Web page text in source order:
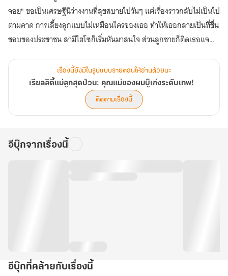
จอย" ขอเป็นเศรษฐีนีว่างงานที่สุขสบายไปวันๆ แต่เรื่องราวกลับไม่เป็นไป
ตามคาด การเลี้ยงลูกแบบไม่เหมือนใครของเธอ ทำให้เธอกลายเป็นที่ชื่น
ชอบของประชาชน สามีไฮโซก็เริ่มหันมาสนใจ ส่วนลูกชายก็ติดเธอแจ
ใหม่…
สุดท้าย เซิ่งซีที่แค่อยากใช้ชีวิตขี้เกียจ ๆ กลับต้องกุมขมับกับชื่อเสียงและ
ความสำเร็จที่เธอไม่เคยต้องการ (ตอนที่ 601-640)
เรื่องนี้ยังมีในรูปแบบรายตอนให้อ่านด้วยนะ
เรียลลิตี้แม่ลูกสุดป่วน: คุณแม่ของผมบู๊เก่งระดับเทพ!
ติดตามเรื่องนี้
อีบุ๊กจากเรื่องนี้
อีบุ๊กที่คล้ายกับเรื่องนี้